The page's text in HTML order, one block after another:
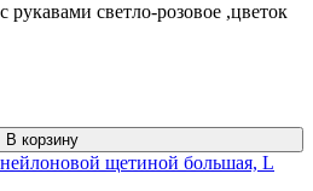
рукавами светло-розовое ,цветок
В корзину